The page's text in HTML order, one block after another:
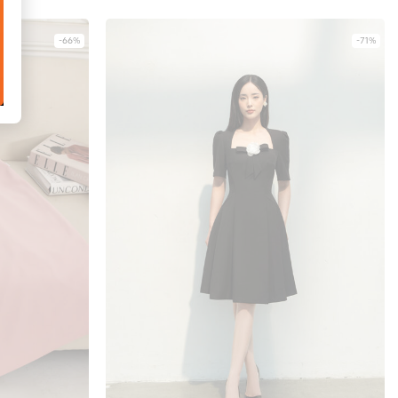
-66% -71%